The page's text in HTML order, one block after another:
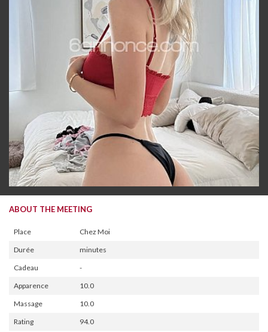
ABOUT THE MEETING
Place
Chez Moi
Durée
minutes
Cadeau
-
Apparence
10.0
Massage
10.0
Rating
94.0